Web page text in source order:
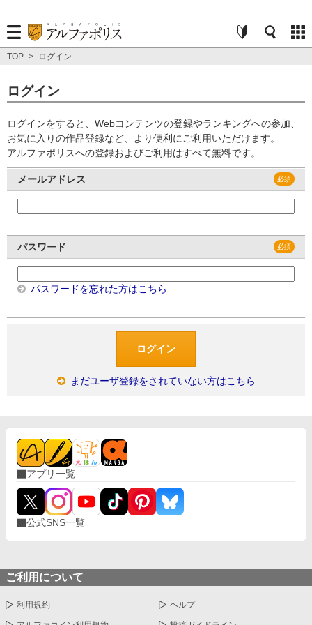
TOP > ログイン
ログイン
ログインをすると、Webコンテンツの登録やランキングへの参加、
お気に入りの作品登録など、より便利にご利用いただけます。
アルファポリスへの登録およびご利用はすべて無料です。
メールアドレス
パスワード
パスワードを忘れた方はこちら
まだユーザ登録をされていない方はこちら
アプリ一覧
公式SNS一覧
ご利用について
利用規約 ヘルプ